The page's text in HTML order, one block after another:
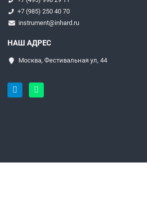
+7 (985) 250 40 70
instrument@inhard.ru
НАШ АДРЕС
Москва, Фестивальная ул, 44